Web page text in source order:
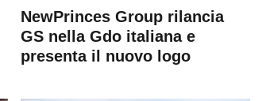
NewPrinces Group rilancia
GS nella Gdo italiana e
presenta il nuovo logo